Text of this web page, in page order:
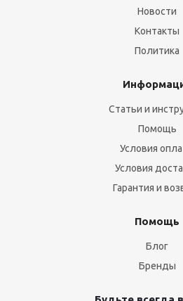
Новости
Контакты
Политика
Статьи и
Помощь
Условия
Условия
Гарантия и
Помощь
Блог
Бренды